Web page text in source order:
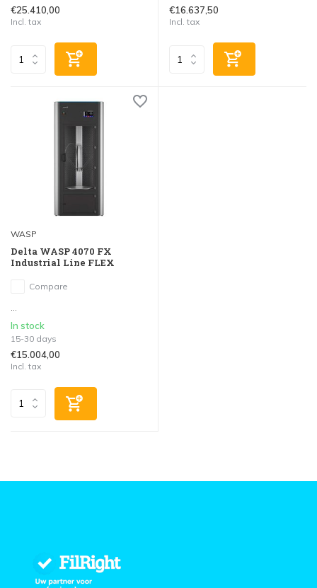
€25.410,00
Incl. tax
€16.637,50
Incl. tax
WASP
Delta WASP 4070 FX
Industrial Line FLEX
Compare
In stock
15-30 days
€15.004,00
Incl. tax